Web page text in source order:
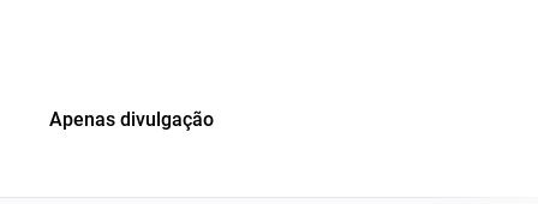
Apenas divulgação